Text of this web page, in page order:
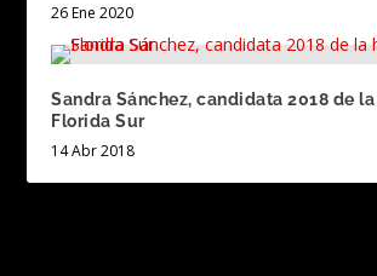
26 Ene 2020
Sandra Sánchez, candidata 2018 de
Florida Sur
14 Abr 2018